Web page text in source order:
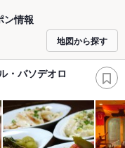
ン情報
地図から探す
バソデオロ